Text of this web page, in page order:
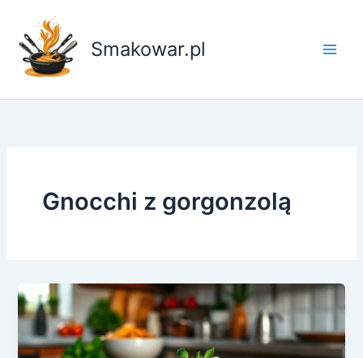
treści
Smakowar.pl
Gnocchi z gorgonzolą